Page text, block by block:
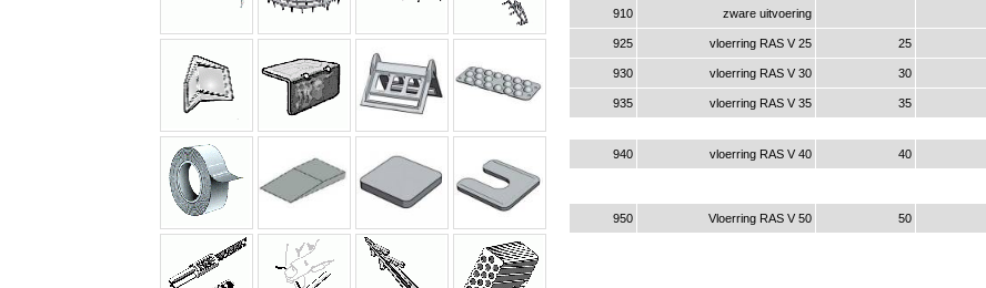
910 zware uitvoering
925 vloerring RAS V 25 25
930 vloerring RAS V 30 30
935 vloerring RAS V 35 35
940 vloerring RAS V 40 40
950 Vloerring RAS V 50 50